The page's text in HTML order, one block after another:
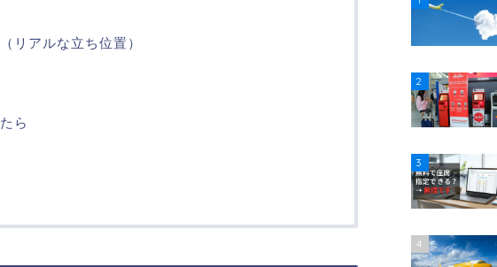
リアルな立ち位置）
ら
2
3
4